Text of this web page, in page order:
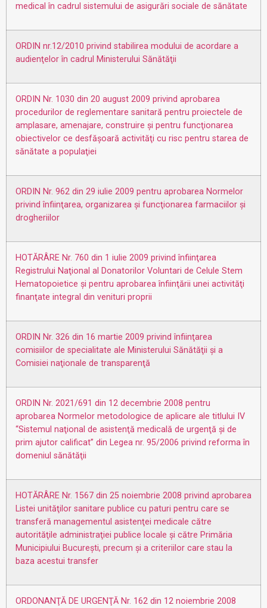
medical în cadrul sistemului de asigurări sociale de sănătate
ORDIN nr.12/2010 privind stabilirea modului de acordare a
audienţelor în cadrul Ministerului Sănătăţii
ORDIN Nr. 1030 din 20 august 2009 privind aprobarea
procedurilor de reglementare sanitară pentru proiectele de
amplasare, amenajare, construire şi pentru funcţionarea
obiectivelor ce desfăşoară activităţi cu risc pentru starea de
sănătate a populaţiei
ORDIN Nr. 962 din 29 iulie 2009 pentru aprobarea Normelor
privind înfiinţarea, organizarea şi funcţionarea farmaciilor şi
drogheriilor
HOTĂRÂRE Nr. 760 din 1 iulie 2009 privind înfiinţarea
Registrului Naţional al Donatorilor Voluntari de Celule Stem
Hematopoietice şi pentru aprobarea înfiinţării unei activităţi
finanţate integral din venituri proprii
ORDIN Nr. 326 din 16 martie 2009 privind înfiinţarea
comisiilor de specialitate ale Ministerului Sănătăţii şi a
Comisiei naţionale de transparenţă
ORDIN Nr. 2021/691 din 12 decembrie 2008 pentru
aprobarea Normelor metodologice de aplicare ale titlului IV
“Sistemul naţional de asistenţă medicală de urgenţă şi de
prim ajutor calificat” din Legea nr. 95/2006 privind reforma în
domeniul sănătăţii
HOTĂRÂRE Nr. 1567 din 25 noiembrie 2008 privind aprobarea
Listei unităţilor sanitare publice cu paturi pentru care se
transferă managementul asistenţei medicale către
autorităţile administraţiei publice locale şi către Primăria
Municipiului Bucureşti, precum şi a criteriilor care stau la
baza acestui transfer
ORDONANŢĂ DE URGENŢĂ Nr. 162 din 12 noiembrie 2008